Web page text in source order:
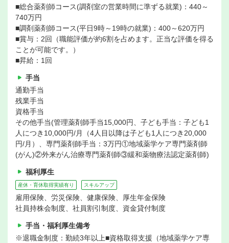
■総合薬剤師コース(調剤室の営業時間に準ずる就業)：440～
740万円
■調剤薬剤師コース(平日9時～19時の就業)：400～620万円
■賞与：2回（職能評価が約6割を占めます。正当な評価を得る
ことが可能です。）
■昇給：1回
手当
通勤手当
残業手当
資格手当
その他手当(管理薬剤師手当15,000円、子ども手当：子ども1
人につき10,000円/月（4人目以降は子ども1人につき20,000
円/月）、専門薬剤師手当：3万円①地域薬学ケア専門薬剤師
(がん)②外来がん治療専門薬剤師③緩和薬物療法認定薬剤師)
福利厚生
産休・育休取得実績有り スキルアップ
雇用保険、労災保険、健康保険、厚生年金保険
社員持株会制度、社員割引制度、資金貸付制度
手当・福利厚生備考
※退職金制度：勤続3年以上■資格取得支援（地域薬学ケア専